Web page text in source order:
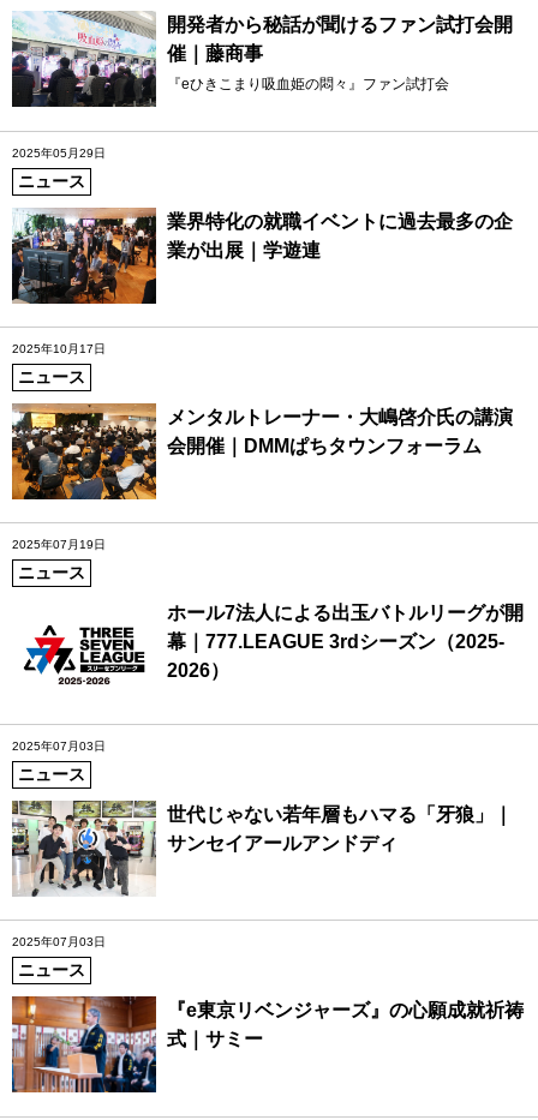
開発者から秘話が聞けるファン試打会開
催｜藤商事
『eひきこまり吸血姫の悶々』ファン試打会
2025年05月29日
ニュース
業界特化の就職イベントに過去最多の企
業が出展｜学遊連
2025年10月17日
ニュース
メンタルトレーナー・大嶋啓介氏の講演
会開催｜DMMぱちタウンフォーラム
2025年07月19日
ニュース
ホール7法人による出玉バトルリーグが開
幕｜777.LEAGUE 3rdシーズン（2025-
2026）
2025年07月03日
ニュース
世代じゃない若年層もハマる「牙狼」｜
サンセイアールアンドディ
2025年07月03日
ニュース
『e東京リベンジャーズ』の心願成就祈祷
式｜サミー